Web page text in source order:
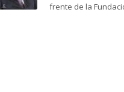
frente de la